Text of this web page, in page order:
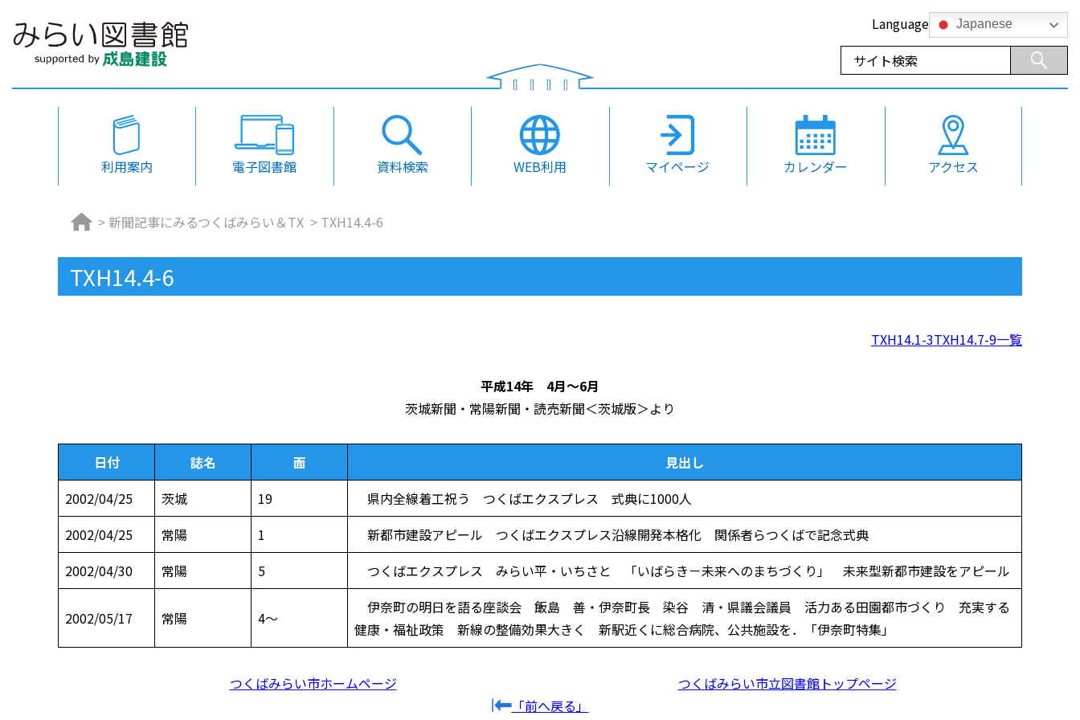
Language Japanese
利用案内 電子図書館 資料検索 WEB利用 マイページ カレンダー アクセス
> 新聞記事にみるつくばみらい＆TX > TXH14.4-6
TXH14.4-6
TXH14.1-3TXH14.7-9一覧
平成14年 4月～6月
茨城新聞・常陽新聞・読売新聞＜茨城版＞より
日付 誌名 面
見出し
2002/04/25
茨城 19
県内全線着工祝う つくばエクスプレス 式典に1000人
2002/04/25
常陽 1
新都市建設アピール つくばエクスプレス沿線開発本格化 関係者らつくばで記念式典
2002/04/30
常陽 5 つくばエクスプレス みらい平・いちさと 「いばらき－未来へのまちづくり」 未来型新都市建設をアピール
2002/05/17 常陽 4～
伊奈町の明日を語る座談会 飯島 善・伊奈町長 染谷 清・県議会議員 活力ある田園都市づくり 充実する
健康・福祉政策 新線の整備効果大きく 新駅近くに総合病院、公共施設を．「伊奈町特集」
つくばみらい市ホームページ
つくばみらい市立図書館トップページ
「前へ戻る」